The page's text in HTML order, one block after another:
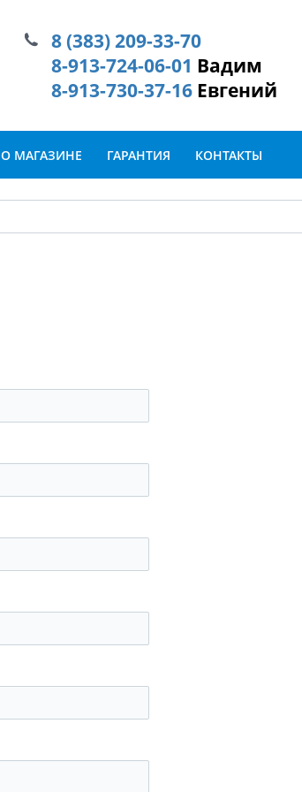
8 (383) 209-33-70
8-913-724-06-01 Вадим
8-913-730-37-16 Евгений
О МАГАЗИНЕ ГАРАНТИЯ КОНТАКТЫ